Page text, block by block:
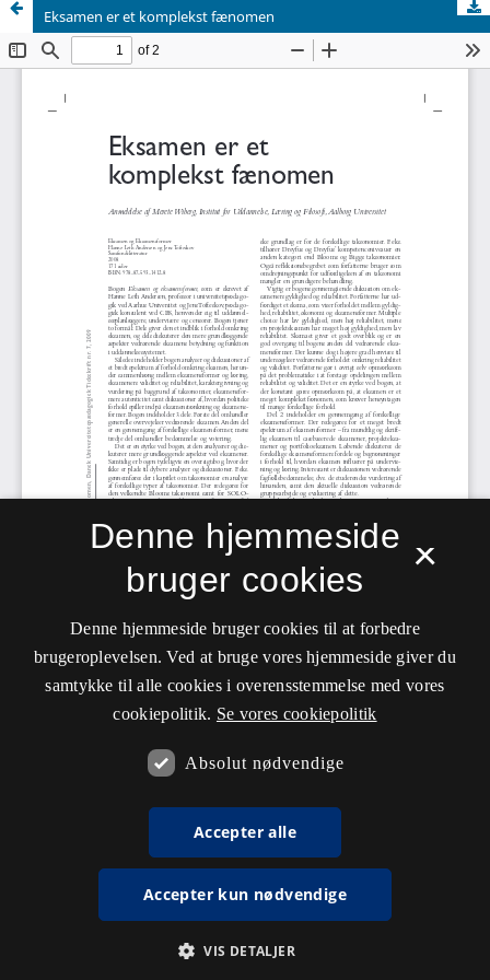
Eksamen er et komplekst fænomen
×
Denne hjemmeside
bruger cookies
Denne hjemmeside bruger cookies til at forbedre
brugeroplevelsen. Ved at bruge vores hjemmeside giver du
samtykke til alle cookies i overensstemmelse med vores
cookiepolitik. Se vores cookiepolitik
Absolut nødvendige
Accepter alle
Accepter kun nødvendige
VIS DETALJER